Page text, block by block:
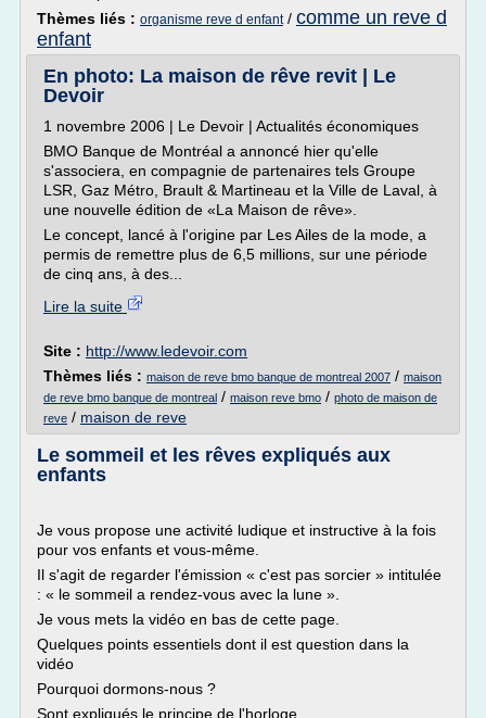
Thèmes liés : organisme reve d enfant/ comme un reve d
enfant
En photo: La maison de rêve revit | Le
Devoir
1 novembre 2006 | Le Devoir | Actualités économiques
BMO Banque de Montréal a annoncé hier qu'elle
s'associera, en compagnie de partenaires tels Groupe
LSR, Gaz Métro, Brault & Martineau et la Ville de Laval, à
une nouvelle édition de «La Maison de rêve».
Le concept, lancé à l'origine par Les Ailes de la mode, a
permis de remettre plus de 6,5 millions, sur une période
de cinq ans, à des...
Lire la suite
Site : http://www.ledevoir.com
Thèmes liés : maison de reve bmo banque de montreal 2007 / maison
de reve bmo banque de montreal / maison reve bmo / photo de maison de
reve / maison de reve
Le sommeil et les rêves expliqués aux
enfants
Je vous propose une activité ludique et instructive à la fois
pour vos enfants et vous-même.
Il s'agit de regarder l'émission « c'est pas sorcier » intitulée
: « le sommeil a rendez-vous avec la lune ».
Je vous mets la vidéo en bas de cette page.
Quelques points essentiels dont il est question dans la
vidéo
Pourquoi dormons-nous ?
Sont expliqués le principe de l'horloge...